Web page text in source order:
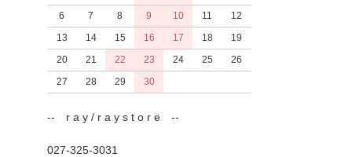
6
7 8 9 10 11
12
13
14 15 16 17 18
19
20
21 22 23 24 25
26
27
28 29 30
-- r a y / r a y s t o r e --
027-325-3031